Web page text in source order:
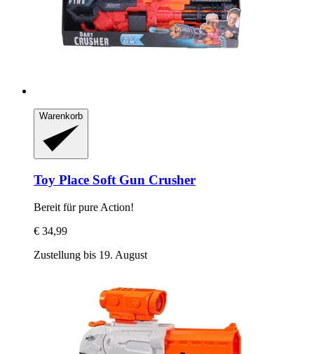
Warenkorb
Toy Place Soft Gun Crusher
Bereit für pure Action!
€ 34,99
Zustellung bis 19. August